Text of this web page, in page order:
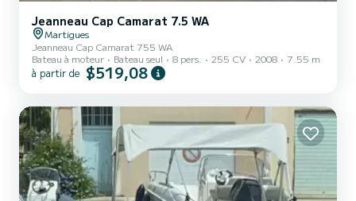
Jeanneau Cap Camarat 7.5 WA
Martigues
Jeanneau Cap Camarat 755 WA
Bateau à moteur
Bateau seul 8 pers. 255 CV 2008 7.55 m
à partir de $519,08